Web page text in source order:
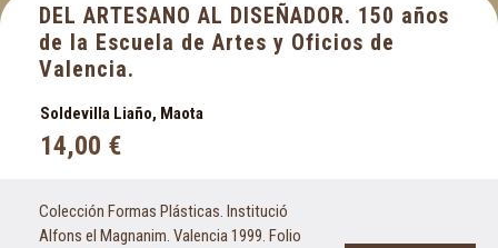
DEL ARTESANO AL DISEÑADOR. 150 años
de la Escuela de Artes y Oficios de
Valencia.
Soldevilla Liaño, Maota
14,00 €
Colección Formas Plásticas. Institució
Alfons el Magnanim. Valencia 1999. Folio